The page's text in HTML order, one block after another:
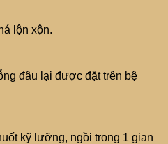
lộn xộn.
đâu lại được đặt trên bệ
kỹ lưỡng, ngồi trong 1 gian